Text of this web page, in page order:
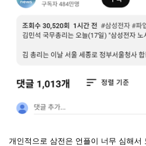
개인적으로 삼전은 언플이 너무 심해서